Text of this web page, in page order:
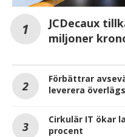
JCDecaux
miljoner
Förbättrar
leverera
Cirkulär IT ökar
procent